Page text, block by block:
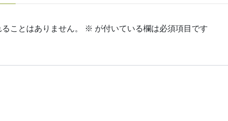
ことはありません。 ※ が付いている欄は必須項目です